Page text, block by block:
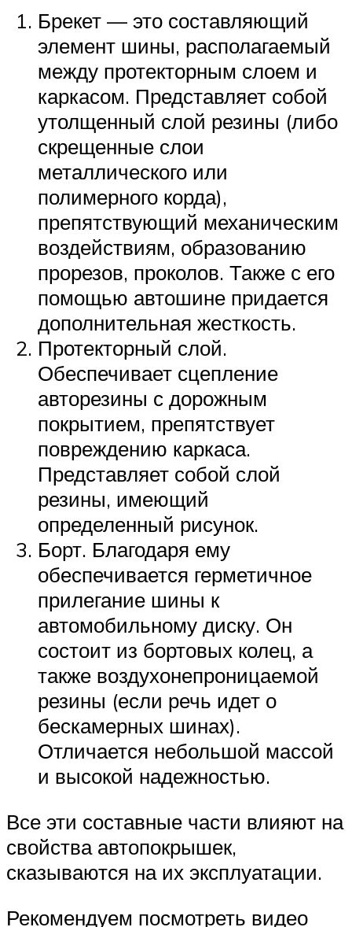
Брекет — это составляющий
элемент шины, располагаемый
между протекторным слоем и
каркасом. Представляет собой
утолщенный слой резины (либо
скрещенные слои
металлического или
полимерного корда),
препятствующий механическим
воздействиям, образованию
прорезов, проколов. Также с его
помощью автошине придается
дополнительная жесткость.
Протекторный слой.
Обеспечивает сцепление
авторезины с дорожным
покрытием, препятствует
повреждению каркаса.
Представляет собой слой
резины, имеющий
определенный рисунок.
Борт. Благодаря ему
обеспечивается герметичное
прилегание шины к
автомобильному диску. Он
состоит из бортовых колец, а
также воздухонепроницаемой
резины (если речь идет о
бескамерных шинах).
Отличается небольшой массой
и высокой надежностью.
Все эти составные части влияют на
свойства автопокрышек,
сказываются на их эксплуатации.
Рекомендуем посмотреть видео